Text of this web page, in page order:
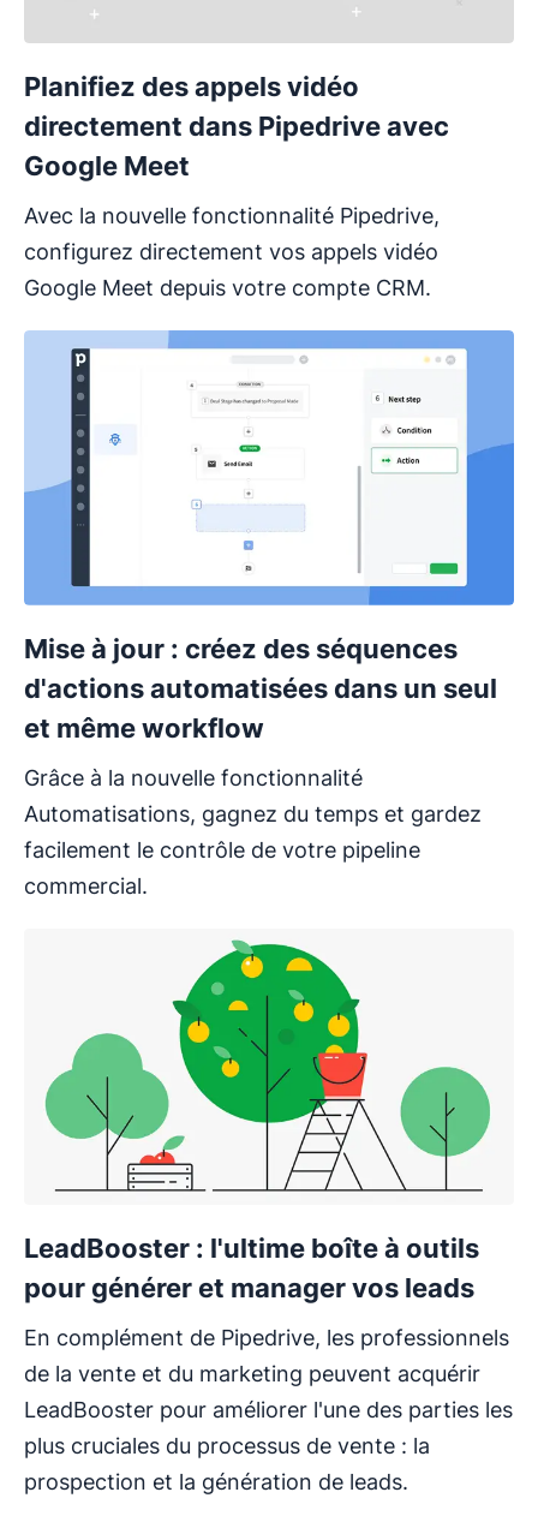
Planifiez des appels vidéo
directement dans Pipedrive avec
Google Meet
Avec la nouvelle fonctionnalité Pipedrive,
configurez directement vos appels vidéo
Google Meet depuis votre compte CRM.
Mise à jour : créez des séquences
d'actions automatisées dans un seul
et même workflow
Grâce à la nouvelle fonctionnalité
Automatisations, gagnez du temps et gardez
facilement le contrôle de votre pipeline
commercial.
LeadBooster : l'ultime boîte à outils
pour générer et manager vos leads
En complément de Pipedrive, les professionnels
de la vente et du marketing peuvent acquérir
LeadBooster pour améliorer l'une des parties les
plus cruciales du processus de vente : la
prospection et la génération de leads.